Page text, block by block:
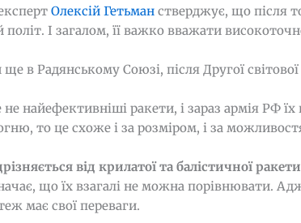
Олексій Гетьман стверджує, що після
політ. І загалом, її важко вважати
ще в Радянському Союзі, після Другої
не найефективніші ракети, і зараз армія РФ
то це схоже і за розміром, і за
від крилатої та балістичної ракети
що їх взагалі не можна порівнювати.
має свої переваги.